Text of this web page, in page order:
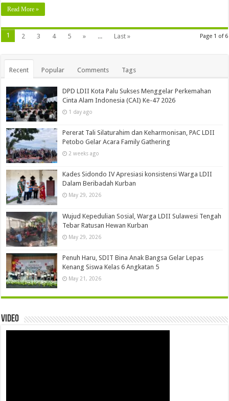
Read More »
Page 1 of 6
1 2 3 4 5 » ... Last »
Recent Popular Comments Tags
DPD LDII Kota Palu Sukses Menggelar Perkemahan
Cinta Alam Indonesia (CAI) Ke-47 2026
1 day ago
Pererat Tali Silaturahim dan Keharmonisan, PAC LDII
Petobo Gelar Acara Family Gathering
2 weeks ago
Kades Sidondo IV Apresiasi konsistensi Warga LDII
Dalam Beribadah Kurban
May 29, 2026
Wujud Kepedulian Sosial, Warga LDII Sulawesi Tengah
Tebar Ratusan Hewan Kurban
May 29, 2026
Penuh Haru, SDIT Bina Anak Bangsa Gelar Lepas
Kenang Siswa Kelas 6 Angkatan 5
May 21, 2026
Video